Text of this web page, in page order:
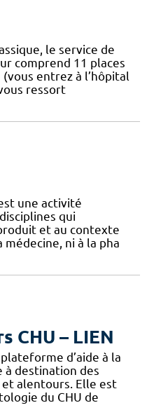
le service de
comprend 11 places
entrez à l’hôpital
ressort
une activité
qui
et au contexte
médecine, ni à la pha
CHU – LIEN
d’aide à la
à destination des
alentours. Elle est
du CHU de